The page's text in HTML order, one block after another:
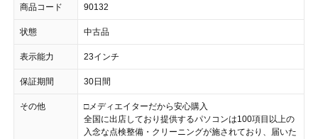
商品コード 90132
状態 中古品
表示能力 23インチ
保証期間 30日間
その他
□メディエイターだから安心購入
全国に出店しており提供するパソコンは100項目以上の
入念な点検整備・クリーニングが施されており、届いた